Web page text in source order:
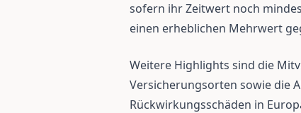
sofern ihr Zeitwert noch
einen erheblichen Mehrwert
Weitere Highlights sind die
Versicherungsorten sowie die
Rückwirkungsschäden in